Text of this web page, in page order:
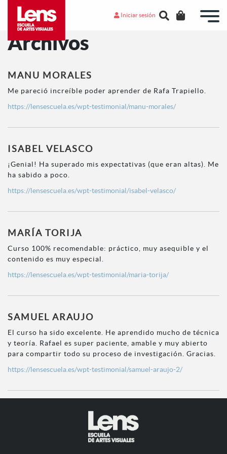
Iniciar sesión
Archivos
MANU MORALES
Me pareció increíble poder aprender de Rafa Trapiello.
https://lensescuela.es/wpt-testimonial/manu-morales/
ISABEL VELASCO
¡Genial! Ha superado mis expectativas (que eran altas). Me
ha sabido a poco.
https://lensescuela.es/wpt-testimonial/isabel-velasco/
MARÍA TORIJA
Curso 100% recomendable: práctico, muy asequible y el
contenido es muy especial.
https://lensescuela.es/wpt-testimonial/maria-torija/
SAMUEL ARAUJO
El curso ha sido excelente. He aprendido mucho de técnica
y teoría. Rafael es super paciente, amable y muy abierto
para compartir todo su proceso de investigación. Gracias.
https://lensescuela.es/wpt-testimonial/samuel-araujo-2/